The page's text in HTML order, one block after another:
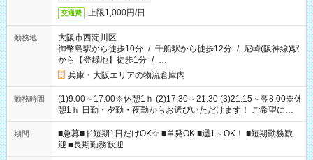
交通費 上限1,000円/日
勤務地
大阪市西淀川区
御幣島駅から徒歩10分 / 千船駅から徒歩12分 / 尼崎(阪神線)駅
から【登録地】徒歩1分 / …
兵庫・大阪エリアの物流倉庫内
勤務時間
(1)9:00～17:00※休憩1ｈ (2)17:30～21:30 (3)21:15～翌8:00※休
憩1ｈ 日勤・夕勤・夜勤からお選びいただけます！ ご希望に合
わせて働けるお仕事です(*^^*) 【その他選べる勤務時間】 8-17
時/9-17時/9-18時/10-18時/11-21時/18-22時/20-翌4時/21-翌5
時/22-翌6時/0-翌8時 ご自身のご都合で選んで頂ける完全自由シ
フト！
期間
■急募■ド短期1日だけOK☆ ■単発OK ■週1～OK！ ■短期勤務歓
迎 ■長期勤務歓迎